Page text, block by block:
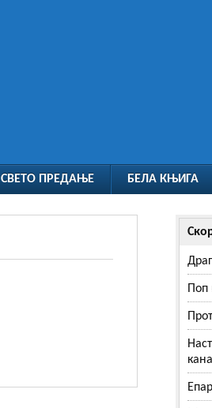
СВЕТО ПРЕДАЊЕ БЕЛА КЊИГА
Поп